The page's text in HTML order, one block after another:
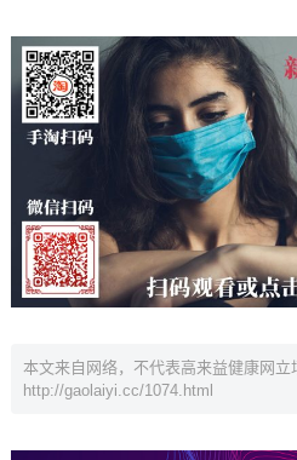
本文来自网络，不代表高来益健康网立
http://gaolaiyi.cc/1074.html